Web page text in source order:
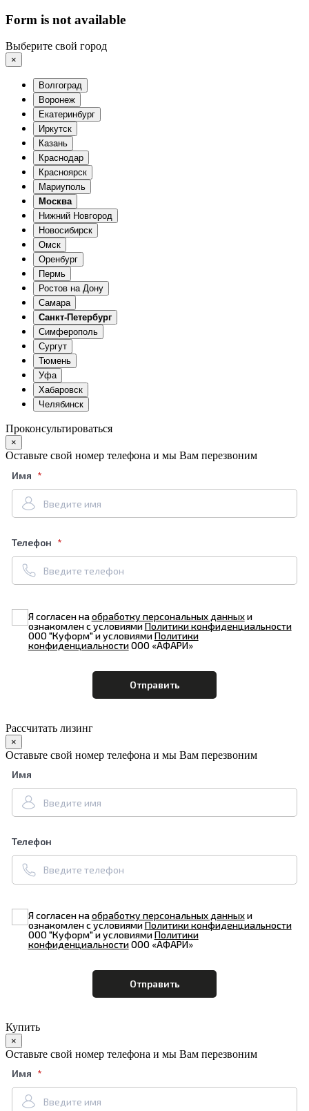
Form is not available
Выберите свой город
×
Волгоград
Воронеж
Екатеринбург
Иркутск
Казань
Краснодар
Красноярск
Мариуполь
Москва
Нижний Новгород
Новосибирск
Омск
Оренбург
Пермь
Ростов на Дону
Самара
Санкт-Петербург
Симферополь
Сургут
Тюмень
Уфа
Хабаровск
Челябинск
Проконсультироваться
×
Оставьте свой номер телефона и мы Вам перезвоним
Имя
Телефон
Я согласен наобработку персональных данныхи
ознакомлен с условиямиПолитики конфиденциальности
ООО "Куформ" и условиямиПолитики
конфиденциальностиООО «АФАРИ»
Рассчитать лизинг
×
Оставьте свой номер телефона и мы Вам перезвоним
Имя
Телефон
Я согласен наобработку персональных данныхи
ознакомлен с условиямиПолитики конфиденциальности
ООО "Куформ" и условиямиПолитики
конфиденциальностиООО «АФАРИ»
Купить
×
Оставьте свой номер телефона и мы Вам перезвоним
Имя